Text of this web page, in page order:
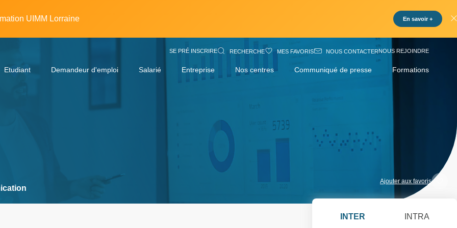
UIMM Lorraine En savoir +
SE PRÉ INSCRIRE RECHERCHE MES FAVORIS NOUS CONTACTERNOUS REJOINDRE
Etudiant Demandeur d'emploi Salarié Entreprise Nos centres Communiqué de presse Formations
Ajouter aux favoris
INTER INTRA